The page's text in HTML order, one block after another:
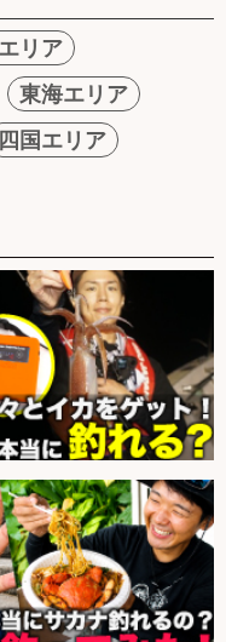
リア
東海エリア
四国エリア